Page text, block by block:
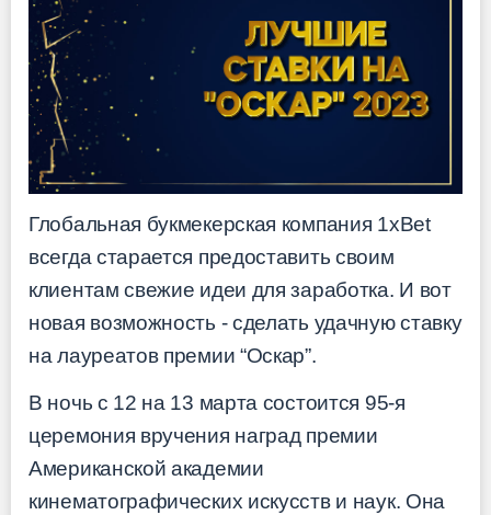
Глобальная букмекерская компания 1xBet
всегда старается предоставить своим
клиентам свежие идеи для заработка. И вот
новая возможность - сделать удачную ставку
на лауреатов премии “Оскар”.
В ночь с 12 на 13 марта состоится 95-я
церемония вручения наград премии
Американской академии
кинематографических искусств и наук. Она